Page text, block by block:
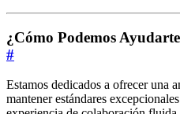
¿Cómo Podemos
#
Estamos dedicados a ofrecer una
mantener estándares